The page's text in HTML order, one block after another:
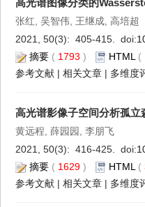
高光谱图像分类的
张红, 吴智伟, 王继成, 高培超
2021, 50(3): 405-415. doi:
摘要 ( 1793 ) HTML (
参考文献 | 相关文章 | 多维度
高光谱影像子空间分析孤
黄远程, 薛园园, 李朋飞
2021, 50(3): 416-425. doi:
摘要 ( 1629 ) HTML (
参考文献 | 相关文章 | 多维度